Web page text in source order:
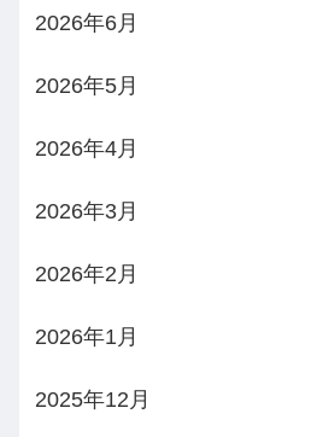
2026年6月
2026年5月
2026年4月
2026年3月
2026年2月
2026年1月
2025年12月